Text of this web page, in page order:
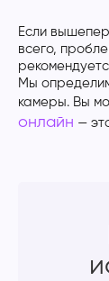
Если
всего,
Мы
камеры. Вы
онлайн —